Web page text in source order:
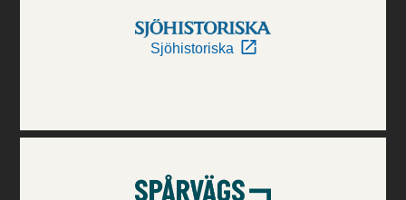
Sjöhistoriska